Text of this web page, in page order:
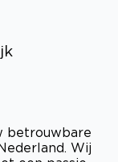
betrouwbare
Wij